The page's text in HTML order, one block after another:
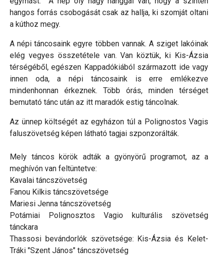
hangos forrás csobogását csak az hallja, ki szomját oltani
a kúthoz megy.
A népi táncosaink egyre többen vannak. A sziget lakóinak
elég vegyes összetétele van. Van köztük, ki Kis-Ázsia
térségéből, egészen Kappadókiából származott ide vagy
innen oda, a népi táncosaink is erre emlékezve
mindenhonnan érkeznek. Több órás, minden térséget
bemutató tánc után az itt maradók estig táncolnak.
Az ünnep költségét az egyházon túl a Polignostos Vagis
faluszövetség képen látható tagjai szponzorálták.
Mely táncos körök adták a gyönyörű programot, az a
meghívón van feltüntetve:
Kavalai táncszövetség
Fanou Kilkis táncszövetsége
Mariesi Jenna táncszövetség
Potámiai Polignosztos Vagio kulturális szövetség
tánckara
Thassosi bevándorlók szövetsége: Kis-Ázsia és Kelet-
Tráki "Szent János" táncszövetség